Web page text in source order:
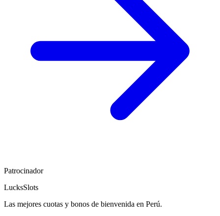
Patrocinador
LucksSlots
Las mejores cuotas y bonos de bienvenida en Perú.